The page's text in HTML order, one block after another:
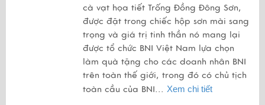
cà vạt họa tiết Trống Đồng Đông Sơn,
được đặt trong chiếc hộp sơn mài sang
trọng và giá trị tinh thần nó mang lại
được tổ chức BNI Việt Nam lựa chọn
làm quà tặng cho các doanh nhân BNI
trên toàn thế giới, trong đó có chủ tịch
toàn cầu của BNI... Xem chi tiết